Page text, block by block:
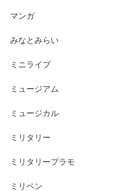
マンガ
みなとみらい
ミニライブ
ミュージアム
ミュージカル
ミリタリー
ミリタリープラモ
ミリペン